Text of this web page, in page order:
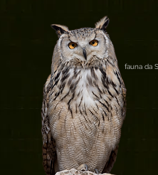
fauna da